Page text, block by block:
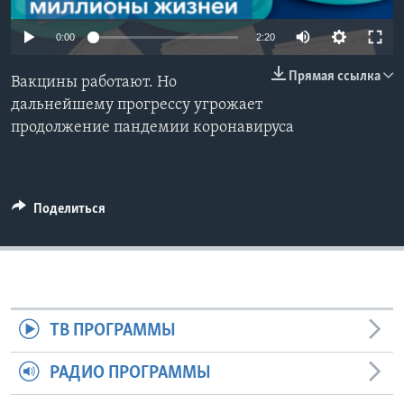
Learning English
СОЦИАЛЬНЫЕ СЕТИ
0:00 2:20
Прямая ссылка
Вакцины работают. Но
дальнейшему прогрессу угрожает
продолжение пандемии коронавируса
Поделиться
ТВ ПРОГРАММЫ
РАДИО ПРОГРАММЫ